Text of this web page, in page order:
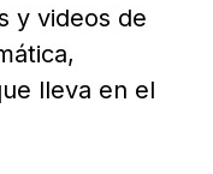
y videos de
lleva en el